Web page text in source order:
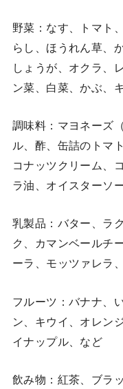
野菜：なす、トマト
らし、ほうれん草、
しょうが、オクラ、
ン菜、白菜、かぶ、
調味料：マヨネーズ
ル、酢、缶詰のトマ
コナッツクリーム、
ラ油、オイスターソ
乳製品：バター、ラ
ク、カマンベールチ
ーラ、モッツァレラ
フルーツ：バナナ、
ン、キウイ、オレン
イナップル、など
飲み物：紅茶、ブラ